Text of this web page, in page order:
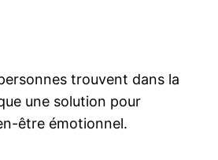
trouvent dans la
une solution pour
être émotionnel.